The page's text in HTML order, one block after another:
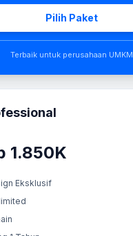
Pilih Paket
Terbaik untuk perusahaan UMKM
1.850K
Eksklusif